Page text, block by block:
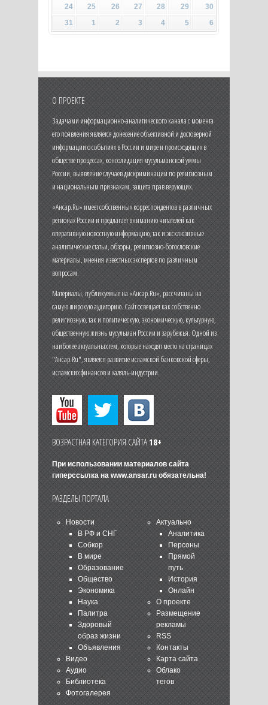
24
25 26 27 28 29
30
31
1 2 3 4 5 6
О ПРОЕКТЕ
Задачами информационно-аналитического канала с момента
его появления является донесение объективной и достоверной
информации о событиях в России и мире и происходящих в
обществе процессах, консолидация мусульманской уммы
России, выявление случаев дискриминации по религиозным
и национальным признакам, защита прав верующих.
«Ансар.Ru» имеет собственных корреспондентов в различных
регионах России и предлагает вниманию читателей как
оперативную новостную информацию, так и эксклюзивные
аналитические статьи, обзоры, религиозно-богословские
материалы, мнения известных экспертов по различным
вопросам.
Материалы, публикуемые на «Ансар.Ru», рассчитаны на
самую широкую аудиторию. Сайт освещает как собственно
религиозную, так и политическую, экономическую, культурную,
общественную жизнь мусульман России и зарубежья. Одной из
наиболее актуальных тем, которые находят место на страницах
"Ансар.Ru", является развитие исламской банковской сферы,
исламских финансов и халяль-индустрии.
ВОЗРАСТНАЯ КАТЕГОРИЯ САЙТА18+
При использовании материалов сайта
гиперссылка на www.ansar.ruобязательна!
РАЗДЕЛЫ ПОРТАЛА
Новости
В РФ и СНГ
Собкор
В мире
Образование
Общество
Экономика
Наука
Палитра
Здоровый
образ жизни
Объявления
Видео
Аудио
Библиотека
Фотогалерея
Актуально
Аналитика
Персоны
Прямой
путь
История
Онлайн
О проекте
Размещение
рекламы
RSS
Контакты
Карта сайта
Облако
тегов